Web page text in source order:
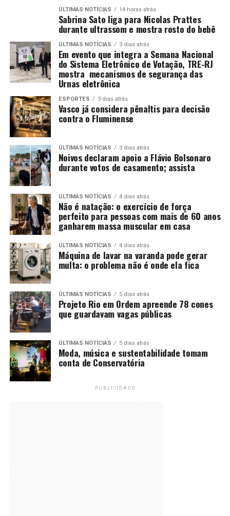
ÚLTIMAS NOTÍCIAS 14 horas atrás
Sabrina Sato liga para Nicolas Prattes
durante ultrassom e mostra rosto do bebê
ÚLTIMAS NOTÍCIAS 3 dias atrás
Em evento que integra a Semana Nacional
do Sistema Eletrônico de Votação, TRE-RJ
mostra mecanismos de segurança das
Urnas eletrônica
ESPORTES 3 dias atrás
Vasco já considera pênaltis para decisão
contra o Fluminense
ÚLTIMAS NOTÍCIAS 3 dias atrás
Noivos declaram apoio a Flávio Bolsonaro
durante votos de casamento; assista
ÚLTIMAS NOTÍCIAS 4 dias atrás
Não é natação: o exercício de força
perfeito para pessoas com mais de 60 anos
ganharem massa muscular em casa
ÚLTIMAS NOTÍCIAS 4 dias atrás
Máquina de lavar na varanda pode gerar
multa: o problema não é onde ela fica
ÚLTIMAS NOTÍCIAS 5 dias atrás
Projeto Rio em Ordem apreende 78 cones
que guardavam vagas públicas
ÚLTIMAS NOTÍCIAS 5 dias atrás
Moda, música e sustentabilidade tomam
conta de Conservatória
PUBLICIDADE